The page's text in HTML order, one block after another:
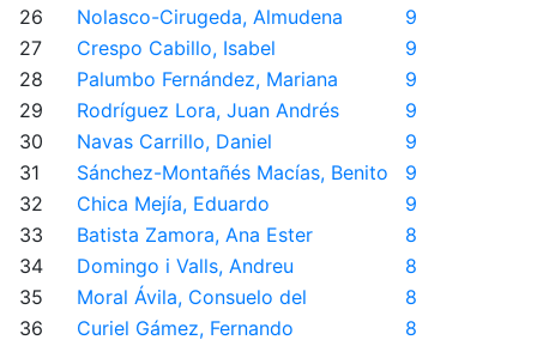
26
Nolasco-Cirugeda, Almudena
9
27
Crespo Cabillo, Isabel
9
28
Palumbo Fernández, Mariana
9
29
Rodríguez Lora, Juan Andrés
9
30
Navas Carrillo, Daniel
9
31
Sánchez-Montañés Macías, Benito
9
32
Chica Mejía, Eduardo
9
33
Batista Zamora, Ana Ester
8
34
Domingo i Valls, Andreu
8
35
Moral Ávila, Consuelo del
8
36
Curiel Gámez, Fernando
8